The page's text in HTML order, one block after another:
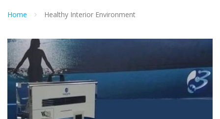
Home Healthy Interior Environment